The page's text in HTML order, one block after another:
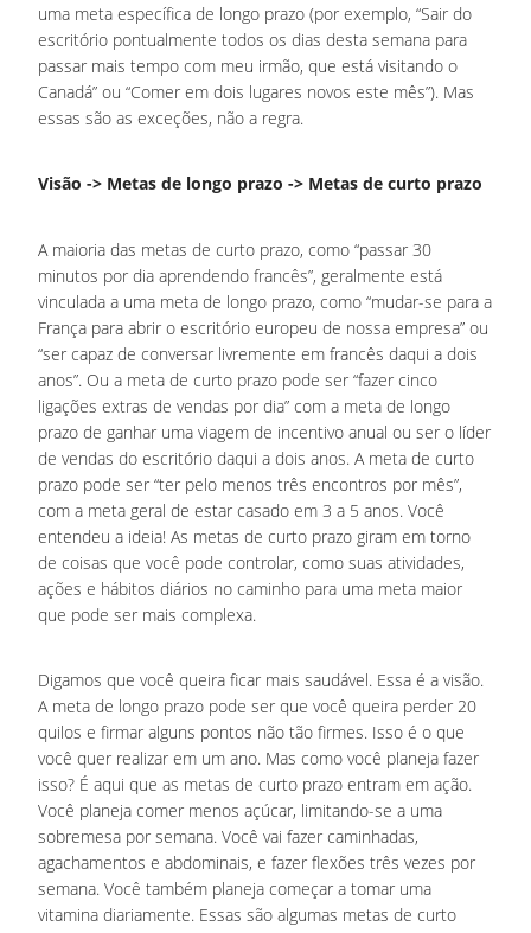
uma meta específica de longo prazo (por exemplo, “Sair do
escritório pontualmente todos os dias desta semana para
passar mais tempo com meu irmão, que está visitando o
Canadá” ou “Comer em dois lugares novos este mês”). Mas
essas são as exceções, não a regra.
Visão -> Metas de longo prazo -> Metas de curto prazo
A maioria das metas de curto prazo, como “passar 30
minutos por dia aprendendo francês”, geralmente está
vinculada a uma meta de longo prazo, como “mudar-se para a
França para abrir o escritório europeu de nossa empresa” ou
“ser capaz de conversar livremente em francês daqui a dois
anos”. Ou a meta de curto prazo pode ser “fazer cinco
ligações extras de vendas por dia” com a meta de longo
prazo de ganhar uma viagem de incentivo anual ou ser o líder
de vendas do escritório daqui a dois anos. A meta de curto
prazo pode ser “ter pelo menos três encontros por mês”,
com a meta geral de estar casado em 3 a 5 anos. Você
entendeu a ideia! As metas de curto prazo giram em torno
de coisas que você pode controlar, como suas atividades,
ações e hábitos diários no caminho para uma meta maior
que pode ser mais complexa.
Digamos que você queira ficar mais saudável. Essa é a visão.
A meta de longo prazo pode ser que você queira perder 20
quilos e firmar alguns pontos não tão firmes. Isso é o que
você quer realizar em um ano. Mas como você planeja fazer
isso? É aqui que as metas de curto prazo entram em ação.
Você planeja comer menos açúcar, limitando-se a uma
sobremesa por semana. Você vai fazer caminhadas,
agachamentos e abdominais, e fazer flexões três vezes por
semana. Você também planeja começar a tomar uma
vitamina diariamente. Essas são algumas metas de curto